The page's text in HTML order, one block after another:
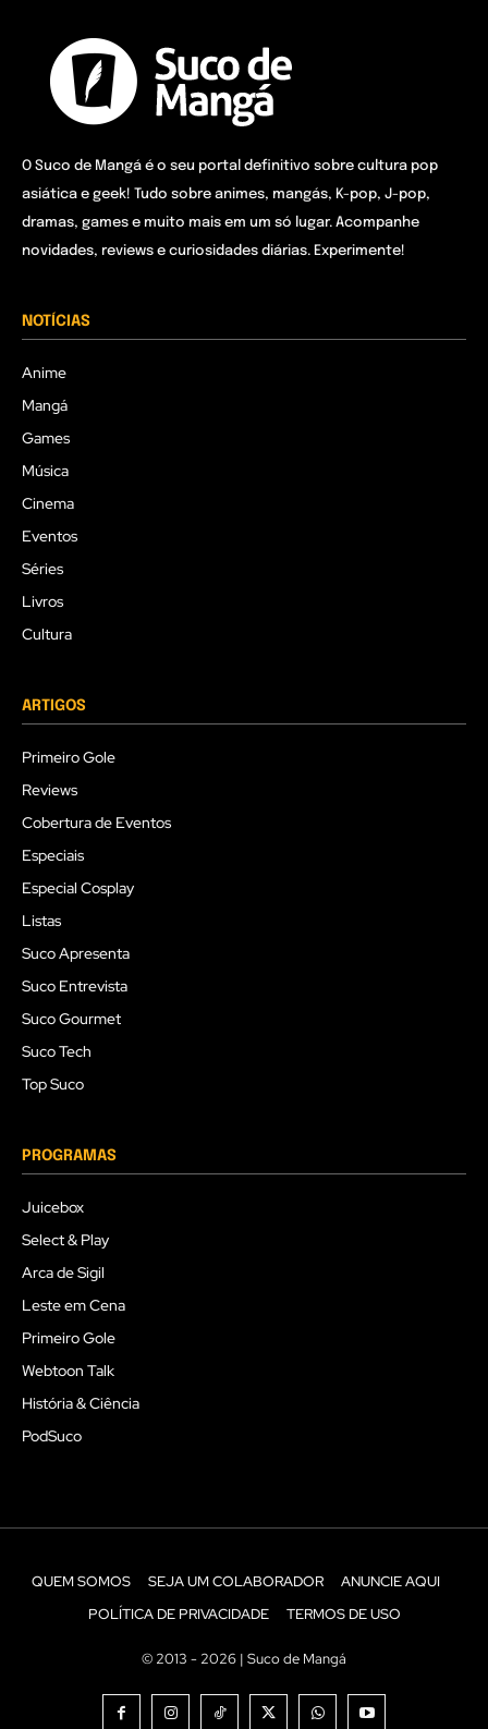
O Suco de Mangá é o seu portal definitivo sobre cultura pop
asiática e geek! Tudo sobre animes, mangás, K-pop, J-pop,
dramas, games e muito mais em um só lugar. Acompanhe
novidades, reviews e curiosidades diárias. Experimente!
NOTÍCIAS
Anime
Mangá
Games
Música
Cinema
Eventos
Séries
Livros
Cultura
ARTIGOS
Primeiro Gole
Reviews
Cobertura de Eventos
Especiais
Especial Cosplay
Listas
Suco Apresenta
Suco Entrevista
Suco Gourmet
Suco Tech
Top Suco
PROGRAMAS
Juicebox
Select & Play
Arca de Sigil
Leste em Cena
Primeiro Gole
Webtoon Talk
História & Ciência
PodSuco
QUEM SOMOS SEJA UM COLABORADOR
ANUNCIE AQUI
POLÍTICA DE PRIVACIDADE
TERMOS DE USO
© 2013 - 2026 | Suco de Mangá